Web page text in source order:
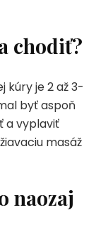
chodiť?
kúry je 2 až 3-
byť aspoň
a vyplaviť
masáž
naozaj